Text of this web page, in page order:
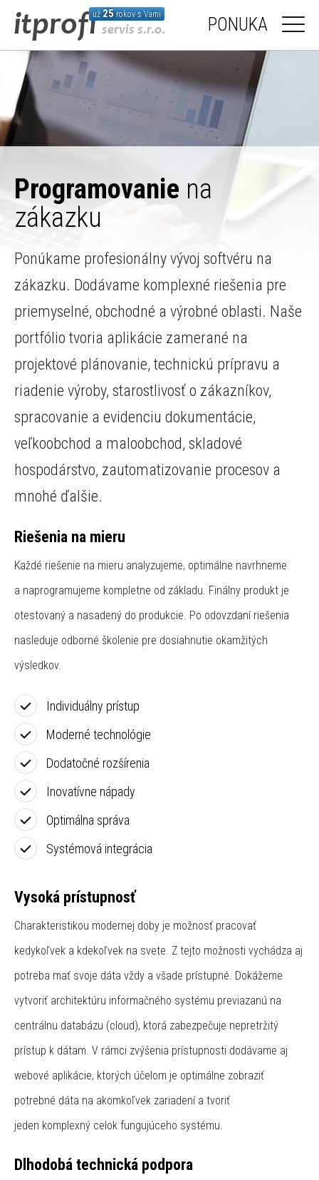
už 25rokov s Vami PONUKA
Programovanie na
zákazku
Ponúkame profesionálny vývoj softvéru na
zákazku. Dodávame komplexné riešenia pre
priemyselné, obchodné a výrobné oblasti. Naše
portfólio tvoria aplikácie zamerané na
projektové plánovanie, technickú prípravu a
riadenie výroby, starostlivosť o zákazníkov,
spracovanie a evidenciu dokumentácie,
veľkoobchod a maloobchod, skladové
hospodárstvo, zautomatizovanie procesov a
mnohé ďalšie.
Riešenia na mieru
Každé riešenie na mieru analyzujeme, optimálne navrhneme
a naprogramujeme kompletne od základu. Finálny produkt je
otestovaný a nasadený do produkcie. Po odovzdaní riešenia
nasleduje odborné školenie pre dosiahnutie okamžitých
výsledkov.
Individuálny prístup
Moderné technológie
Dodatočné rozšírenia
Inovatívne nápady
Optimálna správa
Systémová integrácia
Vysoká prístupnosť
Charakteristikou modernej doby je možnosť pracovať
kedykoľvek a kdekoľvek na svete. Z tejto možnosti vychádza aj
potreba mať svoje dáta vždy a všade prístupné. Dokážeme
vytvoriť architektúru informačného systému previazanú na
centrálnu databázu (cloud), ktorá zabezpečuje nepretržitý
prístup k dátam. V rámci zvýšenia prístupnosti dodávame aj
webové aplikácie, ktorých účelom je optimálne zobraziť
potrebné dáta na akomkoľvek zariadení a tvoriť
jeden komplexný celok fungujúceho systému.
Dlhodobá technická podpora